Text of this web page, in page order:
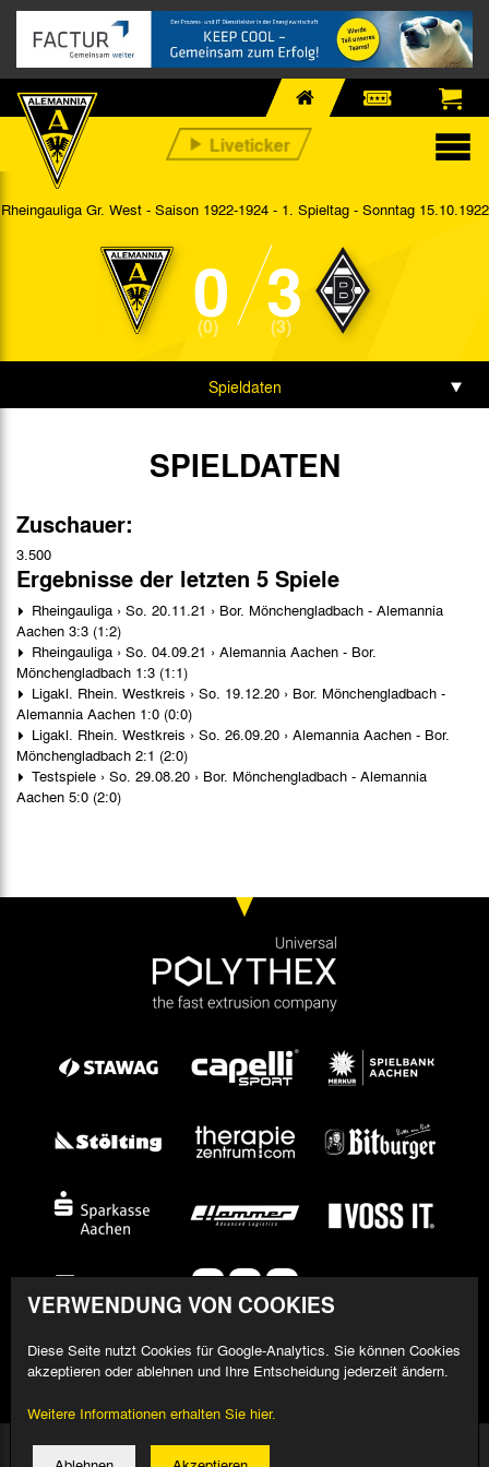
Rheingauliga Gr. West - Saison 1922-1924 - 1. Spieltag - Sonntag 15.10.1922
0
(0) 3
(3)
Spieldaten
SPIELDATEN
Zuschauer:
3.500
Ergebnisse der letzten 5 Spiele
Rheingauliga › So. 20.11.21 › Bor. Mönchengladbach - Alemannia
Aachen 3:3 (1:2)
Rheingauliga › So. 04.09.21 › Alemannia Aachen - Bor.
Mönchengladbach 1:3 (1:1)
Ligakl. Rhein. Westkreis › So. 19.12.20 › Bor. Mönchengladbach -
Alemannia Aachen 1:0 (0:0)
Ligakl. Rhein. Westkreis › So. 26.09.20 › Alemannia Aachen - Bor.
Mönchengladbach 2:1 (2:0)
Testspiele › So. 29.08.20 › Bor. Mönchengladbach - Alemannia
Aachen 5:0 (2:0)
© 2026 Alemannia Aachen - Alle Rechte vorbehalten
VERWENDUNG VON COOKIES
Diese Seite nutzt Cookies für Google-Analytics. Sie können Cookies
akzeptieren oder ablehnen und Ihre Entscheidung jederzeit ändern.
Weitere Informationen erhalten Sie hier.